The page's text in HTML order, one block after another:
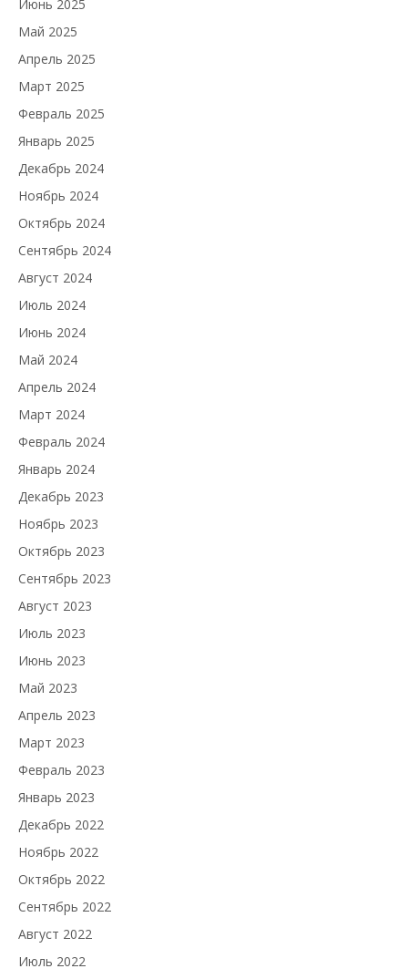
Июнь 2025
Май 2025
Апрель 2025
Март 2025
Февраль 2025
Январь 2025
Декабрь 2024
Ноябрь 2024
Октябрь 2024
Сентябрь 2024
Август 2024
Июль 2024
Июнь 2024
Май 2024
Апрель 2024
Март 2024
Февраль 2024
Январь 2024
Декабрь 2023
Ноябрь 2023
Октябрь 2023
Сентябрь 2023
Август 2023
Июль 2023
Июнь 2023
Май 2023
Апрель 2023
Март 2023
Февраль 2023
Январь 2023
Декабрь 2022
Ноябрь 2022
Октябрь 2022
Сентябрь 2022
Август 2022
Июль 2022